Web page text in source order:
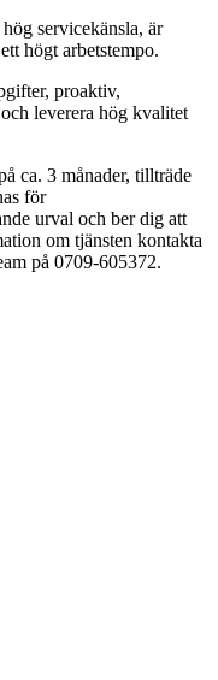
servicekänsla, är
högt arbetstempo.
proaktiv,
leverera hög kvalitet
ca. 3 månader, tillträde
för
urval och ber dig att
om tjänsten kontakta
på 0709-605372.